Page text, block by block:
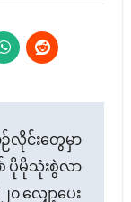
ဉ်လိုင်းတွေမှာ
ပိုမိုသုံးစွဲလာ
၀ လျှော့ပေး